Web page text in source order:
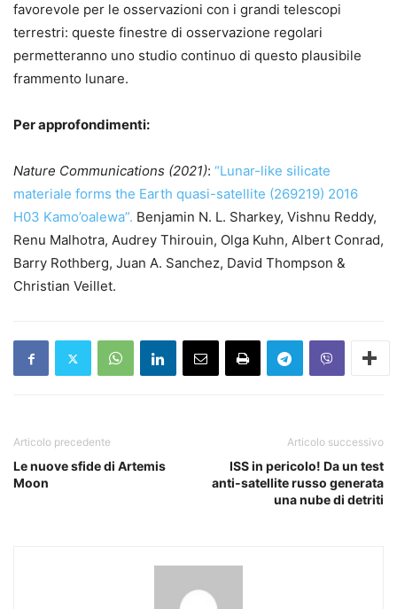
favorevole per le osservazioni con i grandi telescopi
terrestri: queste finestre di osservazione regolari
permetteranno uno studio continuo di questo plausibile
frammento lunare.
Per approfondimenti:
Nature Communications (2021): “Lunar-like silicate
materiale forms the Earth quasi-satellite (269219) 2016
H03 Kamo’oalewa”. Benjamin N. L. Sharkey, Vishnu Reddy,
Renu Malhotra, Audrey Thirouin, Olga Kuhn, Albert Conrad,
Barry Rothberg, Juan A. Sanchez, David Thompson &
Christian Veillet.
Articolo precedente
Le nuove sfide di Artemis
Moon
Articolo successivo
ISS in pericolo! Da un test
anti-satellite russo generata
una nube di detriti